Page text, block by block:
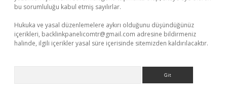
bu sorumluluğu kabul etmiş sayılırlar.
Hukuka ve yasal düzenlemelere aykırı olduğunu düşündüğünüz
içerikleri, backlinkpanelicomtr@gmail.com adresine bildirmeniz
halinde, ilgili içerikler yasal süre içerisinde sitemizden kaldırılacaktır.